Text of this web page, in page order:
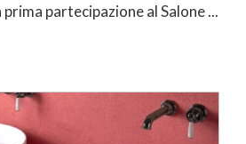
partecipazione al Salone ...